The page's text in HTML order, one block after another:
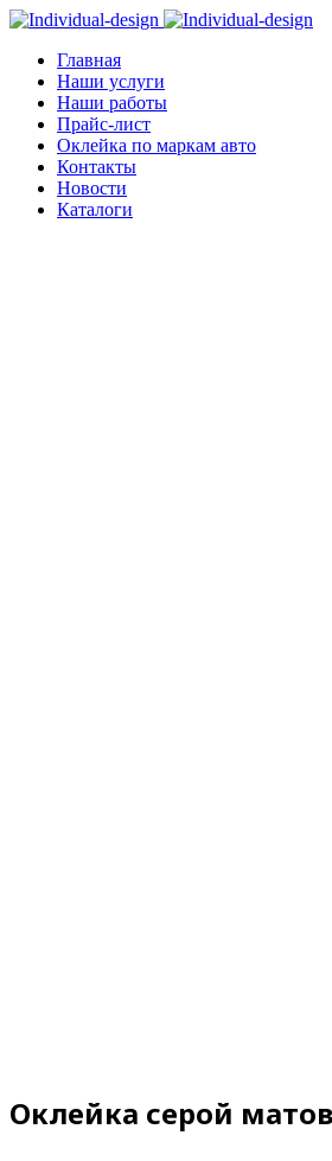
Главная
Наши услуги
Наши работы
Прайс-лист
Оклейка по маркам авто
Контакты
Новости
Каталоги
Оклейка серой